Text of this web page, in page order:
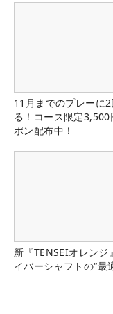
11月までのプレーに2
る！コース限定3,500
ポン配布中！
新『TENSEIオレンジ
イバーシャフトの“最